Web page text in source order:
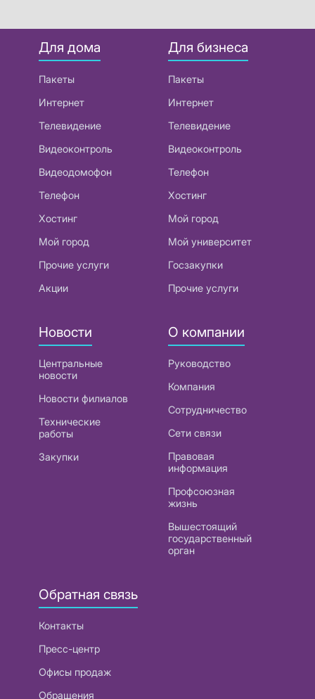
Для дома
Пакеты
Интернет
Телевидение
Видеоконтроль
Видеодомофон
Телефон
Хостинг
Мой город
Прочие услуги
Акции
Для бизнеса
Пакеты
Интернет
Телевидение
Видеоконтроль
Телефон
Хостинг
Мой город
Мой университет
Госзакупки
Прочие услуги
Новости
Центральные
новости
Новости филиалов
Технические
работы
Закупки
О компании
Руководство
Компания
Сотрудничество
Сети связи
Правовая
информация
Профсоюзная
жизнь
Вышестоящий
государственный
орган
Обратная связь
Контакты
Пресс-центр
Офисы продаж
Обращения